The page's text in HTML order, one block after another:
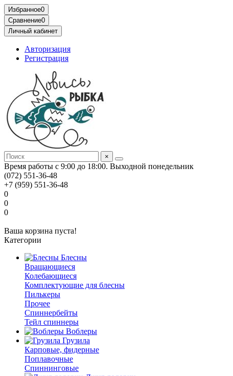
Избранное0
Сравнение0
Личный кабинет
Авторизация
Регистрация
×
Время работы с 9:00 до 18:00. Выходной понедельник
(072) 551-36-48
+7 (959) 551-36-48
0
0
0
Ваша корзина пуста!
Категории
Блесны
Вращающиеся
Колебающиеся
Комплектующие для блесны
Пилькеры
Прочее
Спиннербейты
Тейл спиннеры
Воблеры
Грузила
Карповые, фидерные
Поплавочные
Спиннинговые